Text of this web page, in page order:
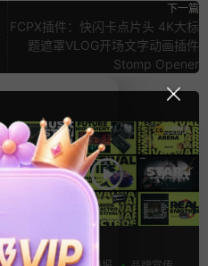
下一篇
FCPX插件：快闪卡点片头 4K大标
题遮罩VLOG开场文字动画插件
Stomp Opener
AE模板